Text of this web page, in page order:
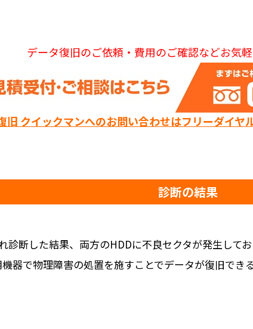
データ復旧のご依頼・費用のご確認などお気軽
旧 クイックマンへのお問い合わせはフリーダイヤ
診断の結果
診断した結果、両方のHDDに不良セクタが発生して
器で物理障害の処置を施すことでデータが復旧で